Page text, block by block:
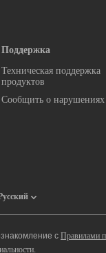
Поддержка
Техническая поддержка
продуктов
Сообщить о нарушениях
с Правилами
.